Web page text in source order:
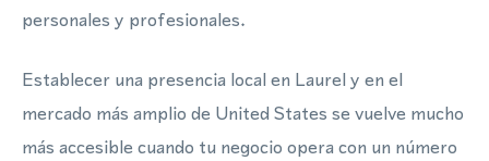
personales y profesionales.
Establecer una presencia local en Laurel y en el
mercado más amplio de United States se vuelve mucho
más accesible cuando tu negocio opera con un número